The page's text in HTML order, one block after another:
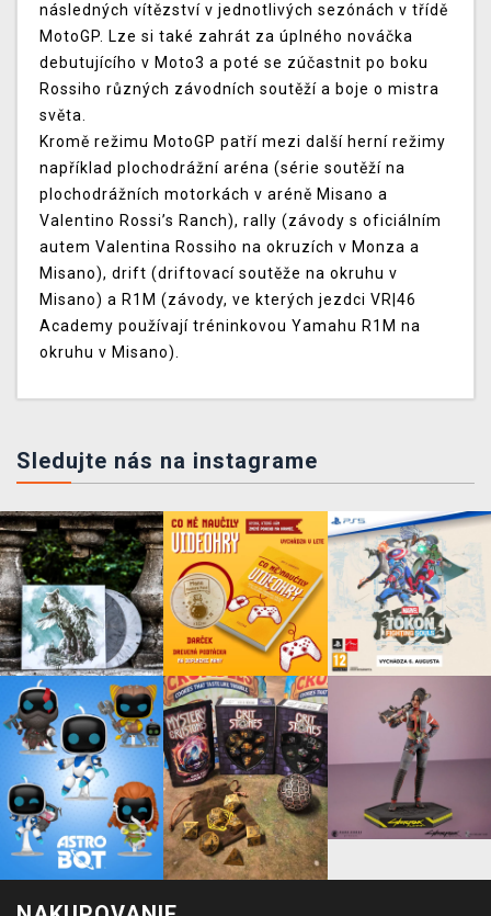
následných vítězství v jednotlivých sezónách v třídě
MotoGP. Lze si také zahrát za úplného nováčka
debutujícího v Moto3 a poté se zúčastnit po boku
Rossiho různých závodních soutěží a boje o mistra
světa.
Kromě režimu MotoGP patří mezi další herní režimy
například plochodrážní aréna (série soutěží na
plochodrážních motorkách v aréně Misano a
Valentino Rossi’s Ranch), rally (závody s oficiálním
autem Valentina Rossiho na okruzích v Monza a
Misano), drift (driftovací soutěže na okruhu v
Misano) a R1M (závody, ve kterých jezdci VR|46
Academy používají tréninkovou Yamahu R1M na
okruhu v Misano).
Sledujte nás na instagrame